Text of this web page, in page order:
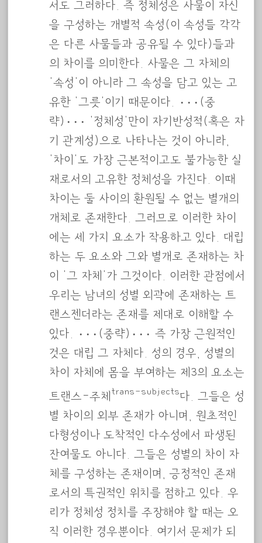
서도 그러하다. 즉 정체성은 사물이 자신
을 구성하는 개별적 속성(이 속성들 각각
은 다른 사물들과 공유될 수 있다)들과
의 차이를 의미한다. 사물은 그 자체의
‘속성’이 아니라 그 속성을 담고 있는 고
유한 ‘그릇’이기 때문이다. ···(중
략)··· ‘정체성’만이 자기반성적(혹은 자
기 관계성)으로 나타나는 것이 아니라,
‘차이’도 가장 근본적이고도 불가능한 실
재로서의 고유한 정체성을 가진다. 이때
차이는 둘 사이의 환원될 수 없는 별개의
개체로 존재한다. 그러므로 이러한 차이
에는 세 가지 요소가 작용하고 있다. 대립
하는 두 요소와 그와 별개로 존재하는 차
이 ‘그 자체’가 그것이다. 이러한 관점에서
우리는 남녀의 성별 외곽에 존재하는 트
랜스젠더라는 존재를 제대로 이해할 수
있다. ···(중략)··· 즉 가장 근원적인
것은 대립 그 자체다. 성의 경우, 성별의
차이 자체에 몸을 부여하는 제3의 요소는
트랜스-주체trans-subjects다. 그들은 성
별 차이의 외부 존재가 아니며, 원초적인
다형성이나 도착적인 다수성에서 파생된
잔여물도 아니다. 그들은 성별의 차이 자
체를 구성하는 존재이며, 긍정적인 존재
로서의 특권적인 위치를 점하고 있다. 우
리가 정체성 정치를 주장해야 할 때는 오
직 이러한 경우뿐이다. 여기서 문제가 되